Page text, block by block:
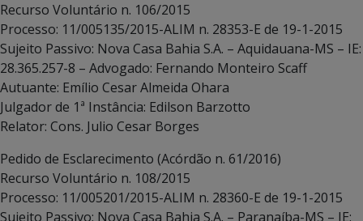
Recurso Voluntário n. 106/2015
Processo: 11/005135/2015-ALIM n. 28353-E de 19-1-2015
Sujeito Passivo: Nova Casa Bahia S.A. – Aquidauana-MS – IE:
28.365.257-8 – Advogado: Fernando Monteiro Scaff
Autuante: Emílio Cesar Almeida Ohara
Julgador de 1ª Instância: Edilson Barzotto
Relator: Cons. Julio Cesar Borges
Pedido de Esclarecimento (Acórdão n. 61/2016)
Recurso Voluntário n. 108/2015
Processo: 11/005201/2015-ALIM n. 28360-E de 19-1-2015
Sujeito Passivo: Nova Casa Bahia S.A. – Paranaíba-MS – IE: